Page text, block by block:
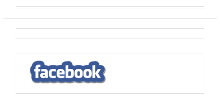
t
e
r
e
o
o
k
k
d
I
n
d
r
e
s
g